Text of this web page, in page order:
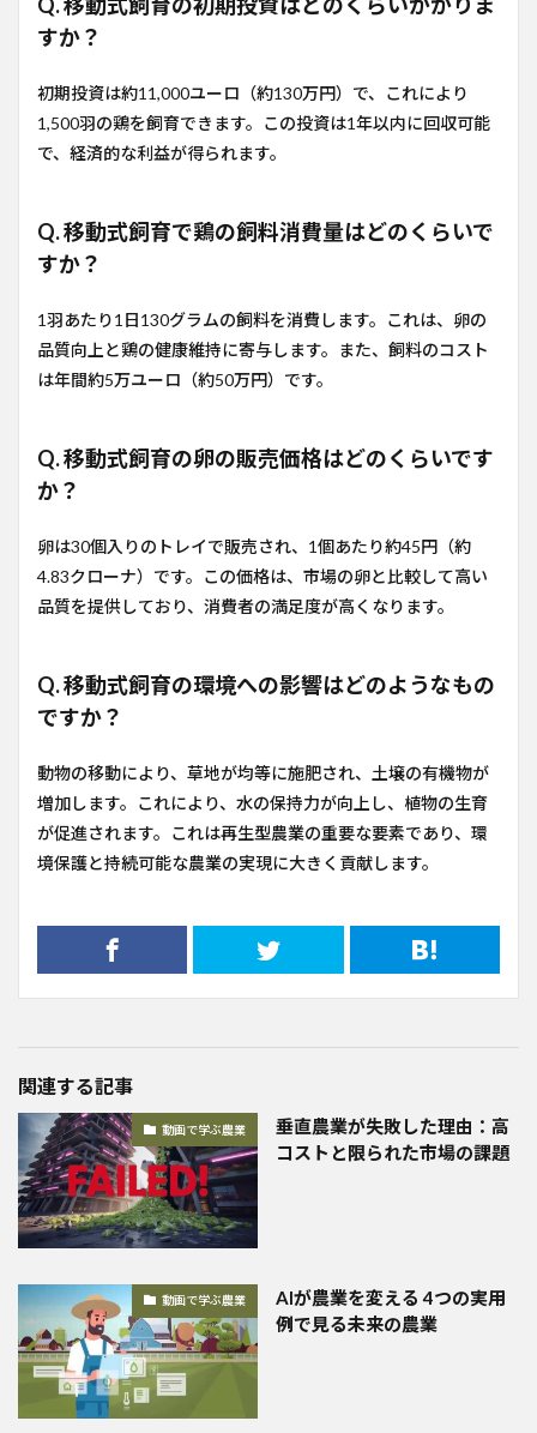
すか？
初期投資は約11,000ユーロ（約130万円）で、これにより
1,500羽の鶏を飼育できます。この投資は1年以内に回収可能
で、経済的な利益が得られます。
Q. 移動式飼育で鶏の飼料消費量はどのくらいで
すか？
1羽あたり1日130グラムの飼料を消費します。これは、卵の
品質向上と鶏の健康維持に寄与します。また、飼料のコスト
は年間約5万ユーロ（約50万円）です。
Q. 移動式飼育の卵の販売価格はどのくらいです
か？
卵は30個入りのトレイで販売され、1個あたり約45円（約
4.83クローナ）です。この価格は、市場の卵と比較して高い
品質を提供しており、消費者の満足度が高くなります。
Q. 移動式飼育の環境への影響はどのようなもの
ですか？
動物の移動により、草地が均等に施肥され、土壌の有機物が
増加します。これにより、水の保持力が向上し、植物の生育
が促進されます。これは再生型農業の重要な要素であり、環
境保護と持続可能な農業の実現に大きく貢献します。
関連する記事
動画で学ぶ農業
垂直農業が失敗した理由：高
コストと限られた市場の課題
動画で学ぶ農業
AIが農業を変える 4つの実用
例で見る未来の農業